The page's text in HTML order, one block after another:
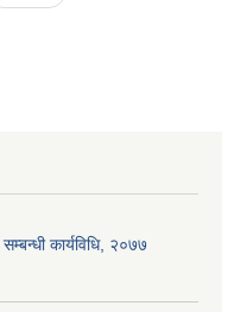
कार्यविधि, २०७७